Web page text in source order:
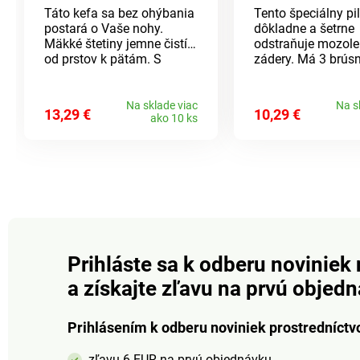
Táto kefa sa bez ohýbania
postará o Vaše nohy.
Mäkké štetiny jemne čistí
od prstov k pätám. S
13,29 €
Na sklade viac
ako 10 ks
Tento špeciálny
dôkladne a šetrne
odstraňuje
zádery. Má 3
silne zrohovatené
kože.
10,29 €
Na
Prihláste sa k odberu noviniek
a získajte zľavu na prvú
Prihlásením k odberu noviniek